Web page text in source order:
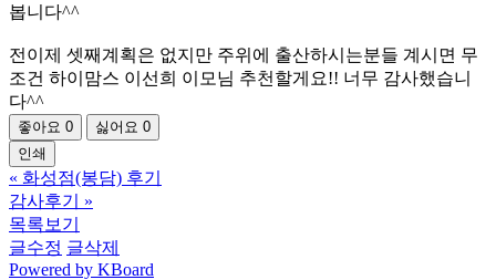
봅니다^^
전이제 셋째계획은 없지만 주위에 출산하시는분들 계시면 무
조건 하이맘스 이선희 이모님 추천할게요!! 너무 감사했습니
다^^
좋아요 0 싫어요 0
인쇄
« 화성점(봉담) 후기
감사후기
»
목록보기
글수정 글삭제
Powered by KBoard